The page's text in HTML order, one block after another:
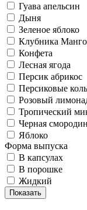
Гуава апельсин
Дыня
Зеленое яблоко
Клубника Манго
Конфета
Лесная ягода
Персик абрикос
Персиковые
Розовый
Тропический
Черная
Яблоко
Форма выпуска
В капсулах
В порошке
Жидкий